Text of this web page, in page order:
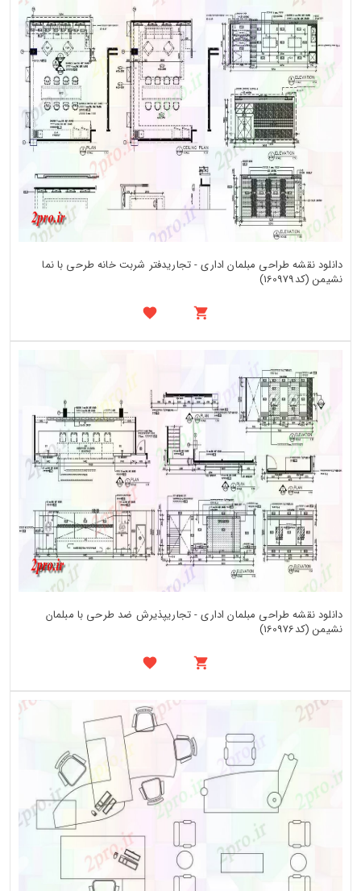
دانلود نقشه طراحی مبلمان اداری - تجاریدفتر شربت خانه طرحی با نما
نشیمن (کد160979)
دانلود نقشه طراحی مبلمان اداری - تجاریپذیرش ضد طرحی با مبلمان
نشیمن (کد160976)